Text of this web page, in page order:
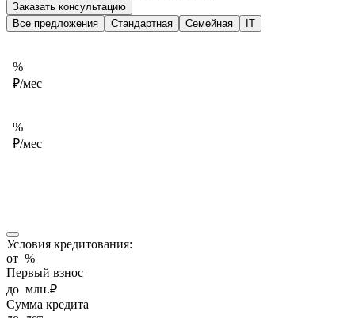
Заказать консультацию
Все предложения
Стандартная Семейная IT
%
₽/мес
%
₽/мес
Условия кредитования:
от %
Первый взнос
до млн.₽
Сумма кредита